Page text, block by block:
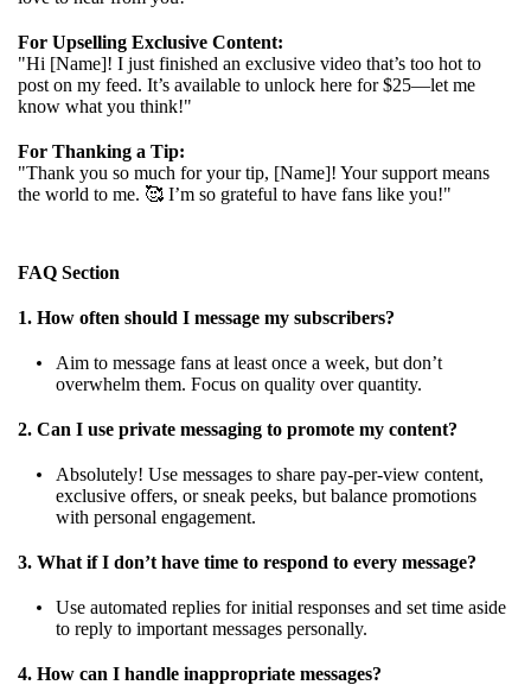
For Upselling Exclusive Content:
"Hi [Name]! I just finished an exclusive video that’s too hot to
post on my feed. It’s available to unlock here for $25—let me
know what you think!"
For Thanking a Tip:
"Thank you so much for your tip, [Name]! Your support means
the world to me. 🥰 I’m so grateful to have fans like you!"
FAQ Section
1. How often should I message my subscribers?
Aim to message fans at least once a week, but don’t
overwhelm them. Focus on quality over quantity.
2. Can I use private messaging to promote my content?
Absolutely! Use messages to share pay-per-view content,
exclusive offers, or sneak peeks, but balance promotions
with personal engagement.
3. What if I don’t have time to respond to every message?
Use automated replies for initial responses and set time aside
to reply to important messages personally.
4. How can I handle inappropriate messages?